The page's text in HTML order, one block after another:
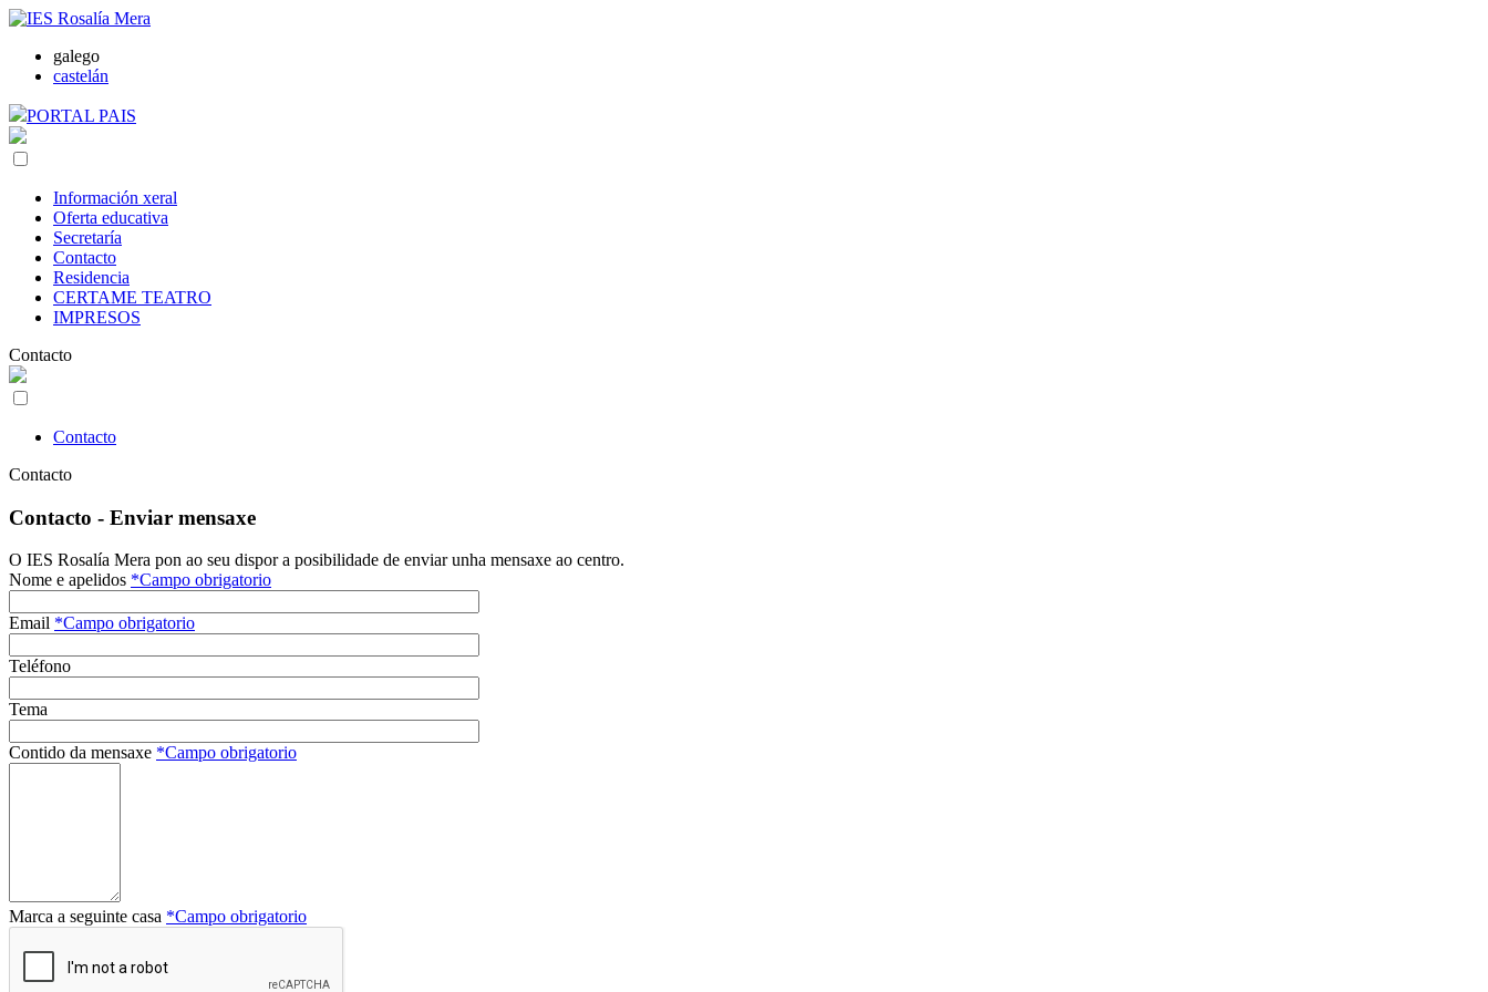
galego
castelán
PORTAL PAIS
Información xeral
Oferta educativa
Secretaría
Contacto
Residencia
CERTAME TEATRO
IMPRESOS
Contacto
Contacto
Contacto
Contacto - Enviar mensaxe
O IES Rosalía Mera pon ao seu dispor a posibilidade de enviar unha mensaxe ao centro.
Nome e apelidos *Campo obrigatorio
Email *Campo obrigatorio
Teléfono
Tema
Contido da mensaxe *Campo obrigatorio
Marca a seguinte casa *Campo obrigatorio